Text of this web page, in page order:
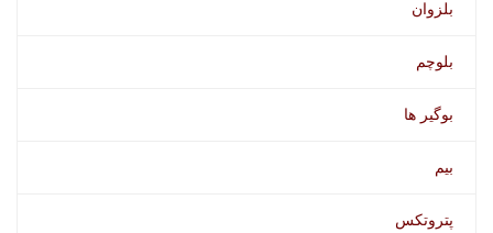
بلزوان
بلوچم
بوگیر ها
بیم
پتروتکس